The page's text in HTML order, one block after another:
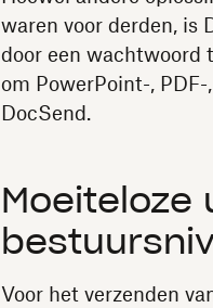
waren voor derden, is
door een wachtwoord
om PowerPoint-,
DocSend.
Voor het verzenden